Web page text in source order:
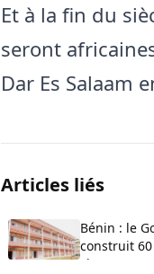
Et à la fin du
seront
Dar Es Salaam
Articles liés
Bénin : le
construit
classe au